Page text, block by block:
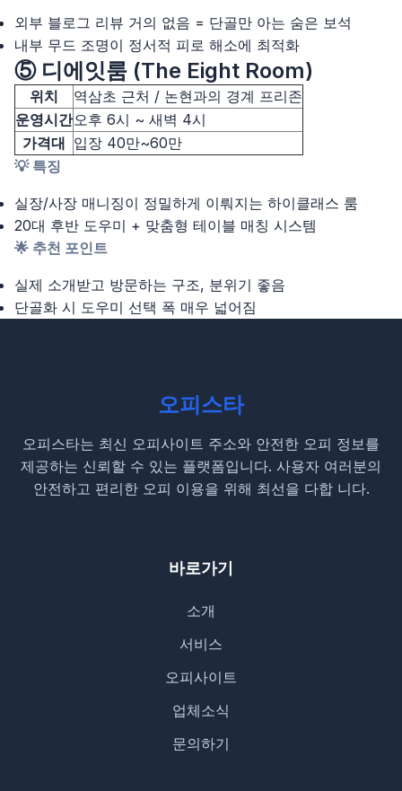
외부 블로그 리뷰 거의 없음 = 단골만 아는 숨은 보석
내부 무드 조명이 정서적 피로 해소에 최적화
⑤ 디에잇룸 (The Eight Room)
위치
역삼초 근처 / 논현과의 경계 프리존
운영시간오후 6시 ~ 새벽 4시
가격대 입장 40만~60만
💡 특징
실장/사장 매니징이 정밀하게 이뤄지는 하이클래스 룸
20대 후반 도우미 + 맞춤형 테이블 매칭 시스템
🌟 추천 포인트
실제 소개받고 방문하는 구조, 분위기 좋음
단골화 시 도우미 선택 폭 매우 넓어짐
오피스타
오피스타는 최신 오피사이트 주소와 안전한 오피 정보를
제공하는 신뢰할 수 있는 플랫폼입니다. 사용자 여러분의
안전하고 편리한 오피 이용을 위해 최선을 다합 니다.
바로가기
소개
서비스
오피사이트
업체소식
문의하기